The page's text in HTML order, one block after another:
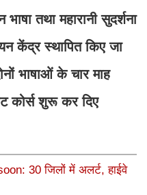
तथा महारानी सुदर्शना
केंद्र स्थापित किए जा
भाषाओं के चार माह
कोर्स शुरू कर दिए
30 जिलों में अलर्ट, हाईवे